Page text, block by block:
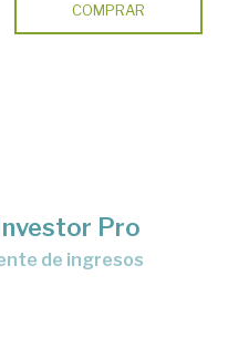
COMPRAR
Pro
de ingresos